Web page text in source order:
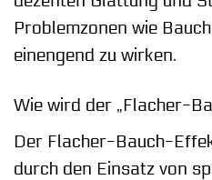
Problemzonen wie
einengend zu wirken.
Wie wird der „Flacher-
Der Flacher-Bauch-
durch den Einsatz von